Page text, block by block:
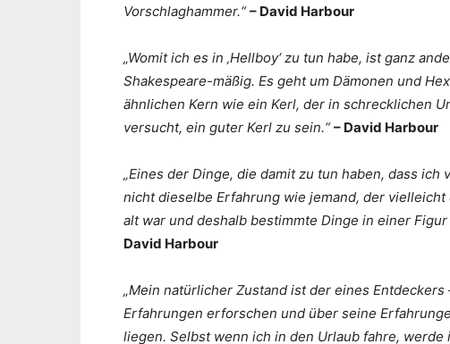
Vorschlaghammer.“ – David Harbour
„Womit ich es in ‚Hellboy‘ zu tun habe, ist ganz
Shakespeare-mäßig. Es geht um Dämonen und
ähnlichen Kern wie ein Kerl, der in schrecklichen
versucht, ein guter Kerl zu sein.“ – David Harbour
„Eines der Dinge, die damit zu tun haben, dass
nicht dieselbe Erfahrung wie jemand, der
alt war und deshalb bestimmte Dinge in einer
David Harbour
„Mein natürlicher Zustand ist der eines
Erfahrungen erforschen und über seine
liegen. Selbst wenn ich in den Urlaub fahre,